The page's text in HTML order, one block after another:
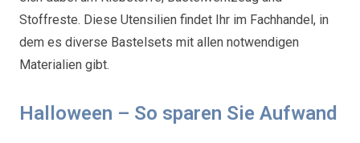
Stoffreste. Diese Utensilien findet Ihr im Fachhandel, in
dem es diverse Bastelsets mit allen notwendigen
Materialien gibt.
Halloween – So sparen Sie Aufwand